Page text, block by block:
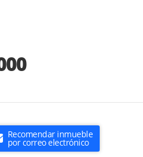
Recomendar inmueble
por correo electrónico